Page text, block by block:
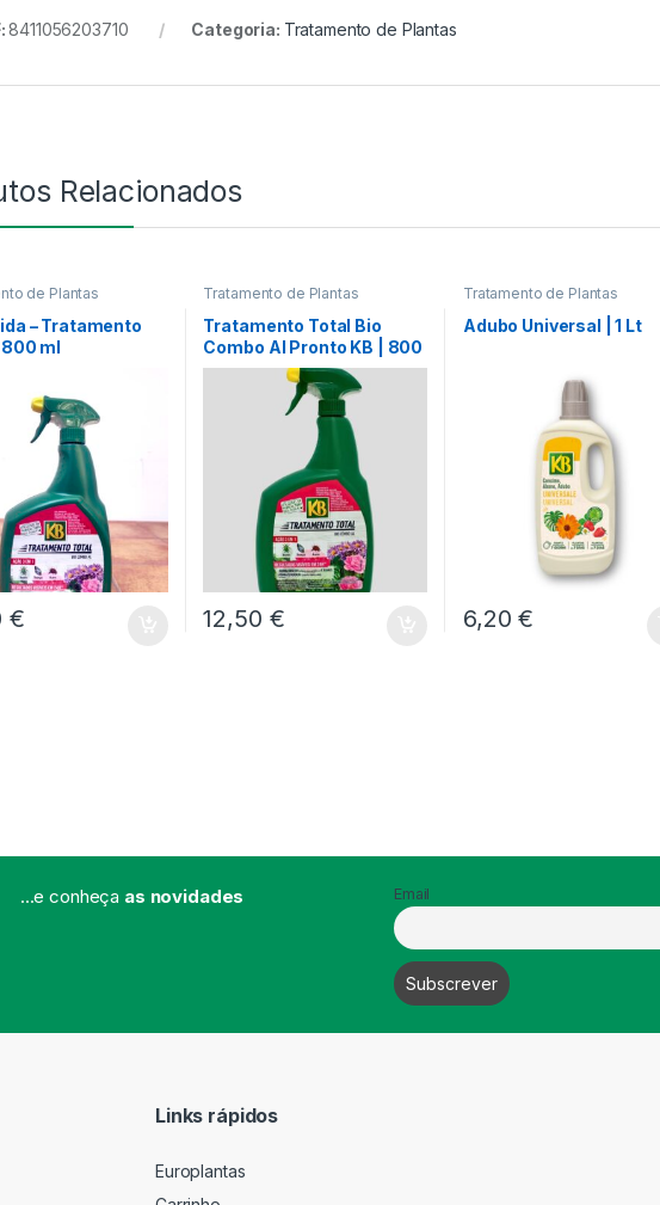
8411056203710 Categoria: Tratamento de Plantas
Relacionados
de Plantas
– Tratamento
ml
€
Tratamento de Plantas
Tratamento Total Bio
Combo Al Pronto KB | 800
ML
12,50 €
Tratamento de Plantas
Adubo Universal | 1 Lt
6,20€
...e conheça as novidades Email
Links rápidos
Europlantas